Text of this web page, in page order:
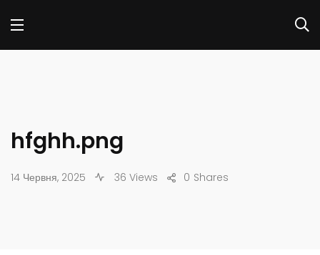
hfghh.png
14 Червня, 2025 36 Views Shares
0